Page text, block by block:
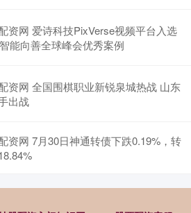
资网 爱诗科技PixVerse视频平台入选
能向善全球峰会优秀案例
资网 全国围棋职业新锐泉城热战 山东
出战
资网 7月30日神通转债下跌0.19%，转